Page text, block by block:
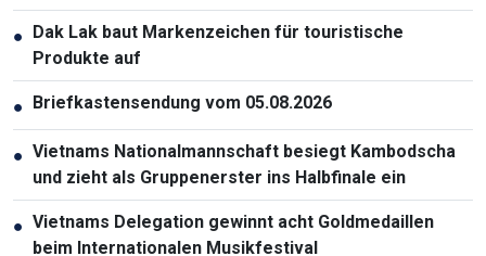
● Dak Lak baut Markenzeichen für touristische
Produkte auf
● Briefkastensendung vom 05.08.2026
● Vietnams Nationalmannschaft besiegt Kambodscha
und zieht als Gruppenerster ins Halbfinale ein
● Vietnams Delegation gewinnt acht Goldmedaillen
beim Internationalen Musikfestival